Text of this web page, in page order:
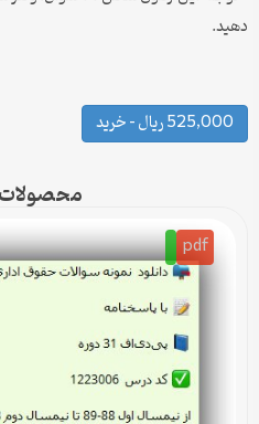
دهید.
525,000 ریال – خرید
pdf